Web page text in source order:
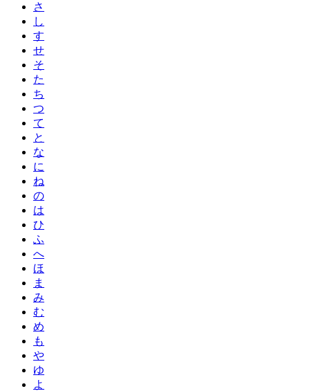
さ
し
す
せ
そ
た
ち
つ
て
と
な
に
ね
の
は
ひ
ふ
へ
ほ
ま
み
む
め
も
や
ゆ
よ